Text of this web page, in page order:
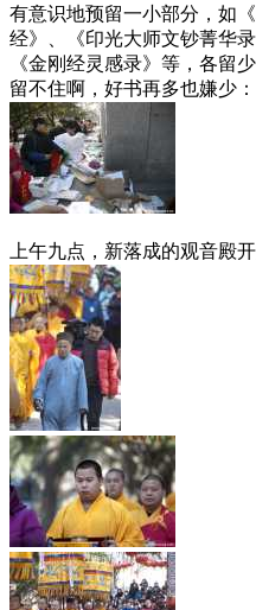
有意识地预留一小部分，如
经》、《印光大师文钞菁华
《金刚经灵感录》等，各留
留不住啊，好书再多也嫌少：
上午九点，新落成的观音殿开